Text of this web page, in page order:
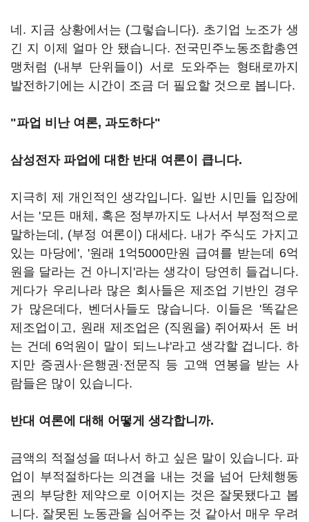
네. 지금 상황에서는 (그렇습니다). 초기업 노조가 생
긴 지 이제 얼마 안 됐습니다. 전국민주노동조합총연
맹처럼 (내부 단위들이) 서로 도와주는 형태로까지
발전하기에는 시간이 조금 더 필요할 것으로 봅니다.
"파업 비난 여론, 과도하다"
삼성전자 파업에 대한 반대 여론이 큽니다.
지극히 제 개인적인 생각입니다. 일반 시민들 입장에
서는 '모든 매체, 혹은 정부까지도 나서서 부정적으로
말하는데, (부정 여론이) 대세다. 내가 주식도 가지고
있는 마당에', '원래 1억5000만원 급여를 받는데 6억
원을 달라는 건 아니지'라는 생각이 당연히 들겁니다.
게다가 우리나라 많은 회사들은 제조업 기반인 경우
가 많은데다, 벤더사들도 많습니다. 이들은 '똑같은
제조업이고, 원래 제조업은 (직원을) 쥐어짜서 돈 버
는 건데 6억원이 말이 되느냐'라고 생각할 겁니다. 하
지만 증권사·은행권·전문직 등 고액 연봉을 받는 사
람들은 많이 있습니다.
반대 여론에 대해 어떻게 생각합니까.
금액의 적절성을 떠나서 하고 싶은 말이 있습니다. 파
업이 부적절하다는 의견을 내는 것을 넘어 단체행동
권의 부당한 제약으로 이어지는 것은 잘못됐다고 봅
니다. 잘못된 노동관을 심어주는 것 같아서 매우 우려